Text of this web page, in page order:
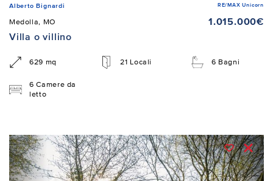
Alberto Bignardi RE/MAX Unicorn
Medolla, MO
1.015.000€
Villa o villino
629 mq 21 Locali 6 Bagni
6 Camere da
letto